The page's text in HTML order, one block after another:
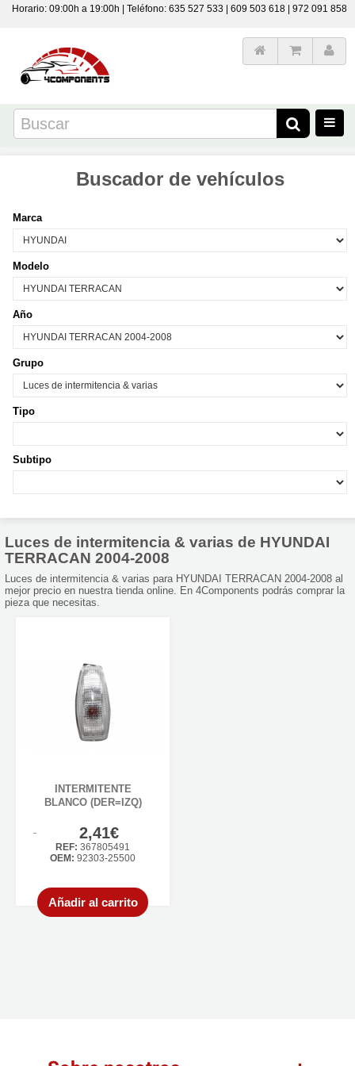
Horario: 09:00h a 19:00h | Teléfono: 635 527 533 | 609 503 618 | 972 091 858
Buscador de vehículos
Marca
Modelo
Año
Grupo
Tipo
Subtipo
Luces de intermitencia & varias de HYUNDAI
TERRACAN 2004-2008
Luces de intermitencia & varias para HYUNDAI TERRACAN 2004-2008 al
mejor precio en nuestra tienda online. En 4Components podrás comprar la
pieza que necesitas.
INTERMITENTE
BLANCO (DER=IZQ)
2,41€
REF: 367805491
OEM: 92303-25500
Añadir al carrito